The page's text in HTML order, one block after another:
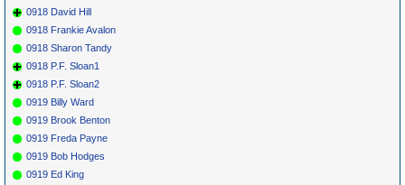
0918 David Hill
0918 Frankie Avalon
0918 Sharon Tandy
0918 P.F. Sloan1
0918 P.F. Sloan2
0919 Billy Ward
0919 Brook Benton
0919 Freda Payne
0919 Bob Hodges
0919 Ed King